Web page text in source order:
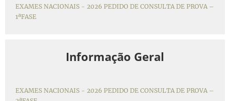
EXAMES NACIONAIS - 2026 PEDIDO DE CONSULTA DE PROVA –
1ªFASE
Informação Geral
EXAMES NACIONAIS - 2026 PEDIDO DE CONSULTA DE PROVA –